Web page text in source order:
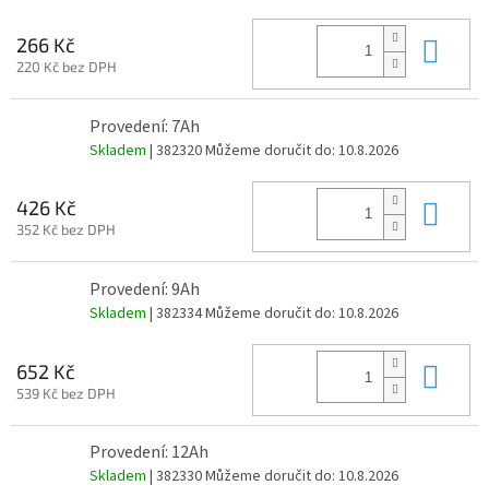
266 Kč
220 Kč bez DPH
Provedení: 7Ah
Skladem | 382320Můžeme doručit do: 10.8.2026
426 Kč
352 Kč bez DPH
Provedení: 9Ah
Skladem | 382334Můžeme doručit do: 10.8.2026
652 Kč
539 Kč bez DPH
Provedení: 12Ah
Skladem | 382330Můžeme doručit do: 10.8.2026